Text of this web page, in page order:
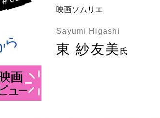
映画ソムリエ
Sayumi Higashi
東 紗友美 氏